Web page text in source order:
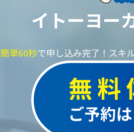
イトーヨー
簡単60秒で申し込み完了！ スキ
無料
ご予約